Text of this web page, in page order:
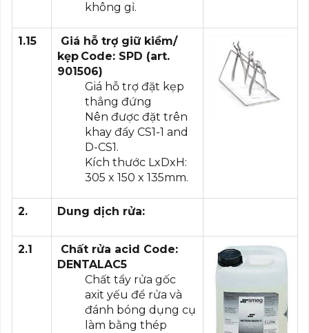
không gỉ.
1.15 Giá hỗ trợ giữ kiềm/
kẹp Code: SPD (art.
901506)
Giá hỗ trợ đặt kẹp
thẳng đứng
Nên được đặt trên
khay đẩy CS1-1 and
D-CS1.
Kích thước LxDxH:
305 x 150 x 135mm.
2. Dung dịch rửa:
2.1 Chất rửa acid Code:
DENTALAC5
Chất tẩy rửa gốc
axit yếu để rửa và
đánh bóng dụng cụ
làm bằng thép